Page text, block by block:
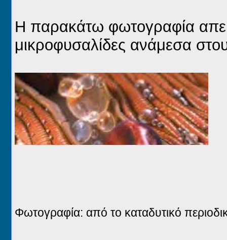
Η παρακάτω φωτογραφία
μικροφυσαλίδες ανάμεσα
Φωτογραφία: από το καταδυτικό